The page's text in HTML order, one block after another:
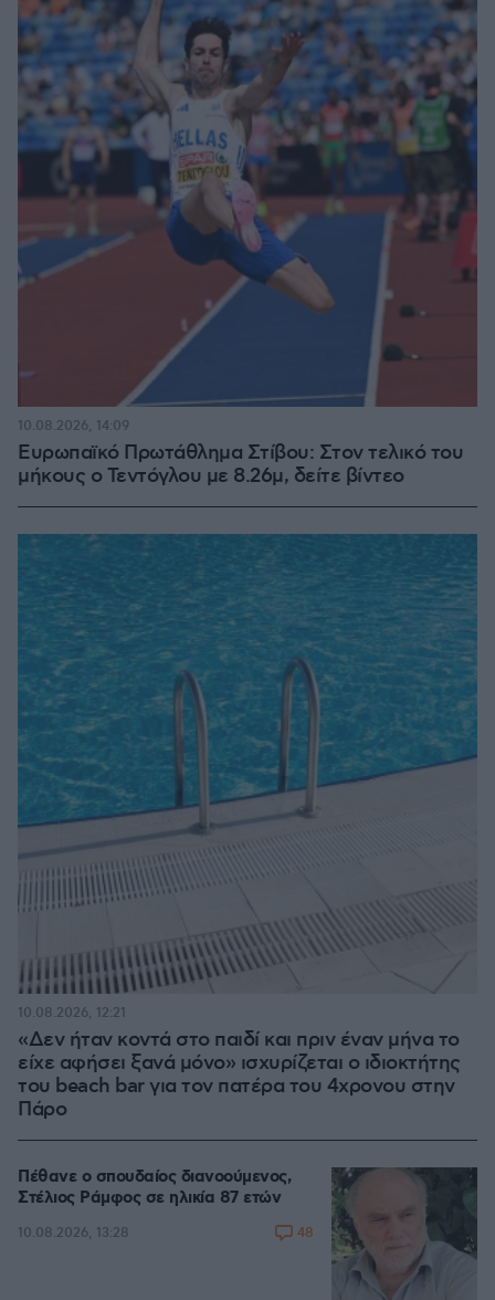
Ευρωπαϊκό Πρωτάθλημα Στίβου: Στον τελικό του
μήκους ο Τεντόγλου με 8.26μ, δείτε βίντεο
10.08.2026, 14:09
«Δεν ήταν κοντά στο παιδί και πριν έναν μήνα το
είχε αφήσει ξανά μόνο» ισχυρίζεται ο ιδιοκτήτης
του beach bar για τον πατέρα του 4χρονου στην
Πάρο
10.08.2026, 12:21
Πέθανε ο σπουδαίος διανοούμενος,
Στέλιος Ράμφος σε ηλικία 87 ετών
10.08.2026, 13:28 48